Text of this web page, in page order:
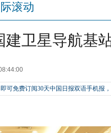
滚动
卫星导航基
可免费订阅30天中国日报双语手机报